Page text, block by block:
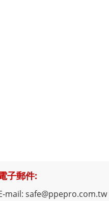
子郵件:
mail: safe@ppepro.com.tw